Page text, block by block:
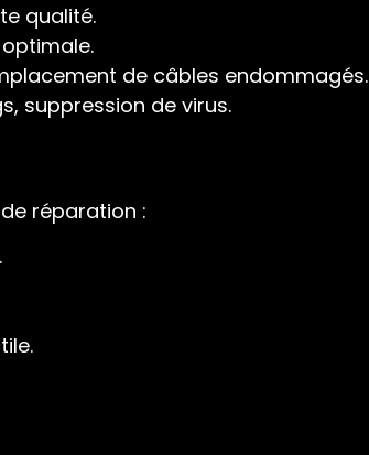
qualité.
de câbles endommagés.
suppression de virus.
réparation :
.